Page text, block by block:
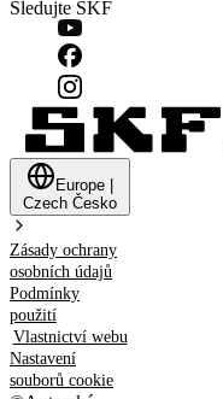
Sledujte SKF
Europe
Czech Česko
Zásady ochrany
osobních údajů
Podmínky
použití
Vlastnictví webu
Nastavení
souborů cookie